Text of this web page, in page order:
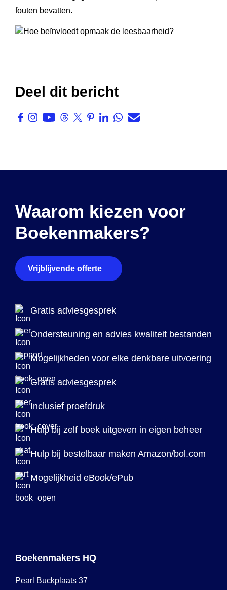
fouten bevatten.
Deel dit bericht
Waarom kiezen voor
Boekenmakers?
Vrijblijvende offerte
Gratis adviesgesprek
Ondersteuning en advies kwaliteit bestanden
Mogelijkheden voor elke denkbare uitvoering
Gratis adviesgesprek
Inclusief proefdruk
Hulp bij zelf boek uitgeven in eigen beheer
Hulp bij bestelbaar maken Amazon/bol.com
Mogelijkheid eBook/ePub
Boekenmakers HQ
Pearl Buckplaats 37